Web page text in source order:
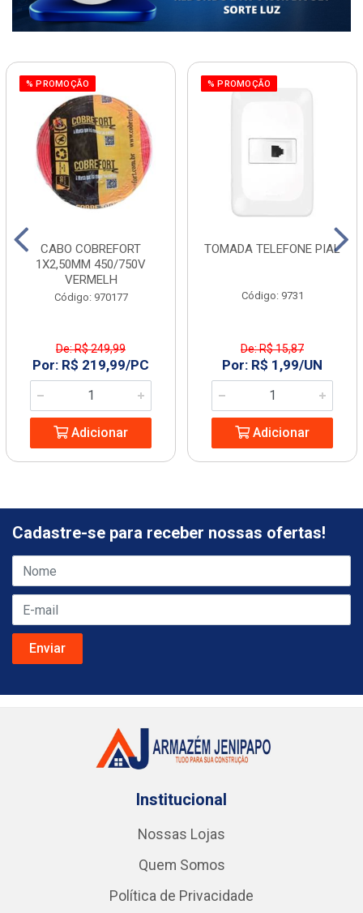
% PROMOÇÃO
CABO COBREFORT
1X2,50MM 450/750V
VERMELH
Código: 970177
De: R$ 249,99
Por: R$ 219,99/PC
Adicionar
% PROMOÇÃO
TOMADA TELEFONE PIAL
Código: 9731
De: R$ 15,87
Por: R$ 1,99/UN
Adicionar
Cadastre-se para receber nossas ofertas!
Institucional
Nossas Lojas
Quem Somos
Política de Privacidade